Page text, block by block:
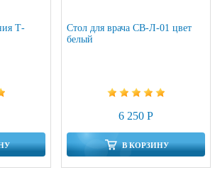
Т-
Стол для врача СВ-Л-01 цвет
белый
6 250 Р
В КОРЗИНУ